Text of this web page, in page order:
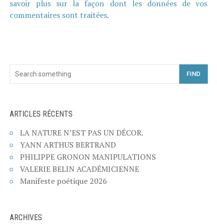
savoir plus sur la façon dont les données de vos
commentaires sont traitées.
FIND
ARTICLES RÉCENTS
LA NATURE N’EST PAS UN DÉCOR.
YANN ARTHUS BERTRAND
PHILIPPE GRONON MANIPULATIONS
VALERIE BELIN ACADÉMICIENNE
Manifeste poétique 2026
ARCHIVES